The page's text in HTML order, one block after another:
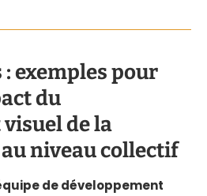
: exemples pour
du
de la
niveau collectif
de développement